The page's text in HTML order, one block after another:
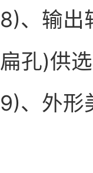
8)、输出
扁孔)
9)、外形